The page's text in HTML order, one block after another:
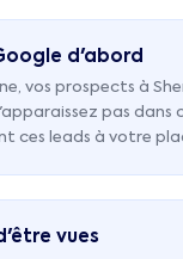
d'abord
vos prospects à
pas
ces leads à votre
vues